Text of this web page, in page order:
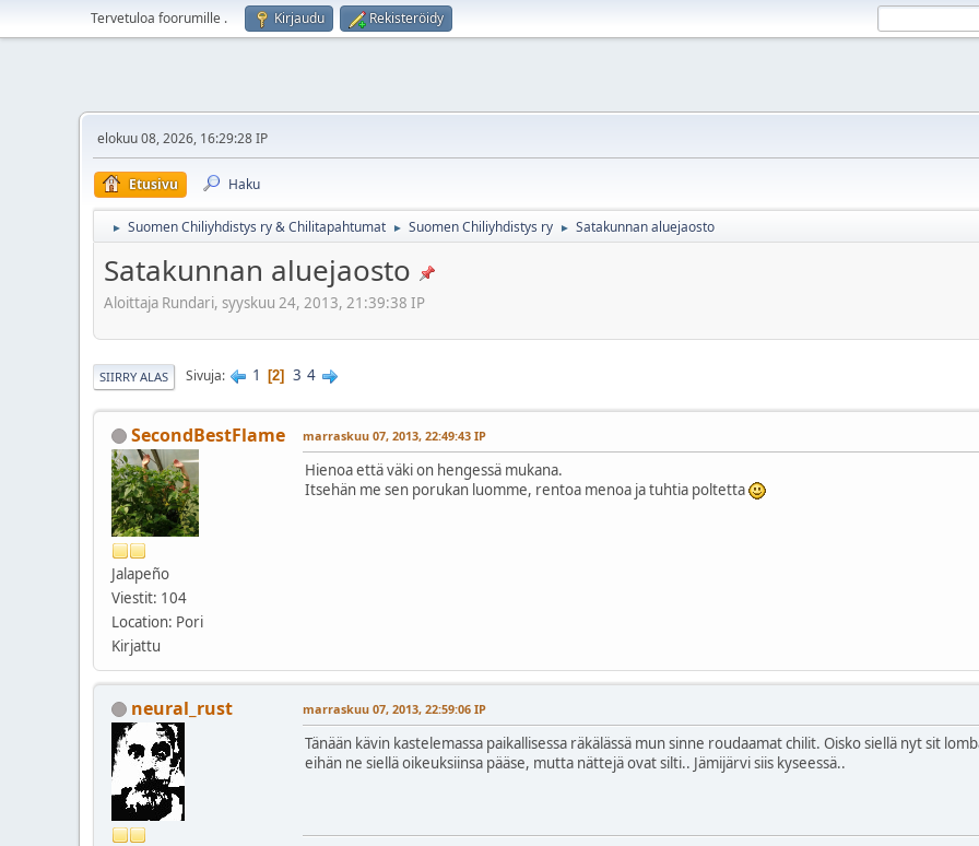
Tervetuloa foorumille . Kirjaudu Rekisteröidy
elokuu 08, 2026, 16:29:28 IP
Etusivu Haku
► Suomen Chiliyhdistys ry & Chilitapahtumat ► Suomen Chiliyhdistys ry ► Satakunnan aluejaosto
Satakunnan aluejaosto
Aloittaja Rundari, syyskuu 24, 2013, 21:39:38 IP
SIIRRY ALAS Sivuja 1 2 3 4
SecondBestFlame
Jalapeño
Viestit: 104
Location: Pori
Kirjattu
marraskuu 07, 2013, 22:49:43 IP
Hienoa että väki on hengessä mukana.
Itsehän me sen porukan luomme, rentoa menoa ja tuhtia poltetta
neural_rust marraskuu 07, 2013, 22:59:06 IP
Tänään kävin kastelemassa paikallisessa räkälässä mun sinne roudaamat chilit. Oisko siellä nyt sit
eihän ne siellä oikeuksiinsa pääse, mutta nättejä ovat silti.. Jämijärvi siis kyseessä..